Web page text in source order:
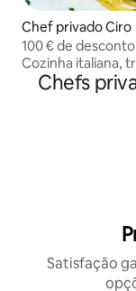
Chef privado Ciro
100 € de
Cozinha italiana,
napolitana.
Chefs
Satisfação